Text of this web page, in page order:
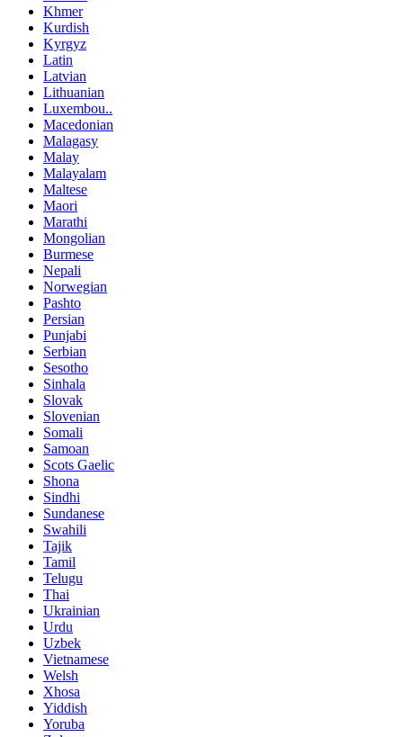
Khmer
Kurdish
Kyrgyz
Latin
Latvian
Lithuanian
Luxembou..
Macedonian
Malagasy
Malay
Malayalam
Maltese
Maori
Marathi
Mongolian
Burmese
Nepali
Norwegian
Pashto
Persian
Punjabi
Serbian
Sesotho
Sinhala
Slovak
Slovenian
Somali
Samoan
Scots Gaelic
Shona
Sindhi
Sundanese
Swahili
Tajik
Tamil
Telugu
Thai
Ukrainian
Urdu
Uzbek
Vietnamese
Welsh
Xhosa
Yiddish
Yoruba